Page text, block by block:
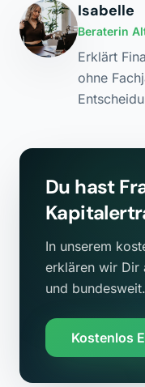
Isabelle
Beraterin
Erklärt
ohne
Du hast
In unserem
erklären wir Dir
und bundesweit.
Kostenlos